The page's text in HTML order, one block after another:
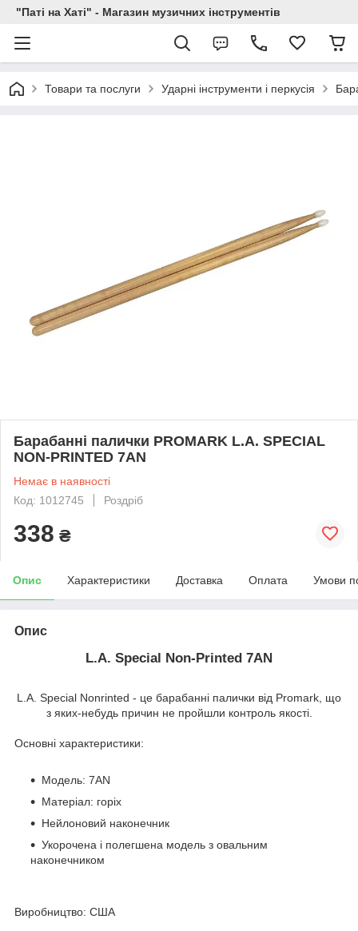
"Паті на Хаті" - Магазин музичних інструментів
Товари та послуги Ударні інструменти і перкусія
Барабанні палички PROMARK L.A. SPECIAL
NON-PRINTED 7AN
Немає в наявності
Код: 1012745
Роздріб
338 ₴
Опис Характеристики Доставка Оплата Умови
Опис
L.A. Special Non-Printed 7AN
L.A. Special Nonrinted - це барабанні палички від Promark, що
з яких-небудь причин не пройшли контроль якості.
Основні характеристики:
Модель: 7AN
Матеріал: горіх
Нейлоновий наконечник
Укорочена і полегшена модель з овальним
наконечником
Виробництво: США